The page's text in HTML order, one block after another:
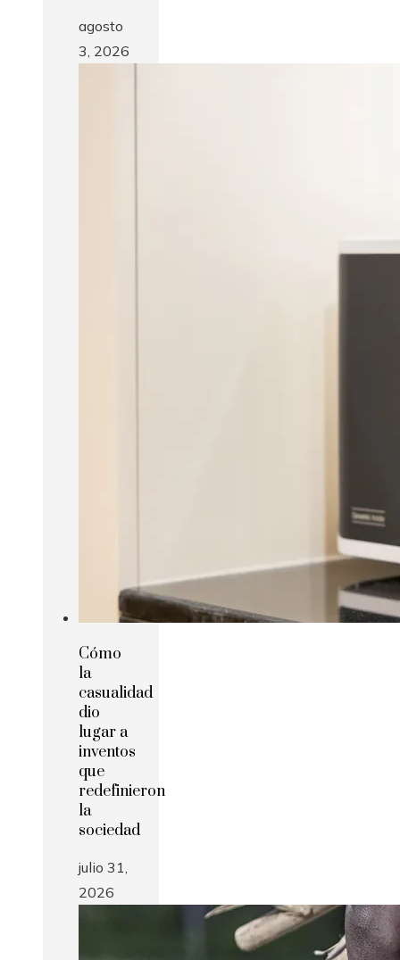
agosto
3, 2026
Cómo
la
casualidad
dio
lugar a
inventos
que
redefinieron
la
sociedad
julio 31,
2026